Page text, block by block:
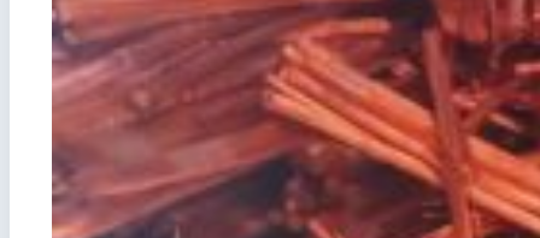
Вывоз металлолома
Самовывоз металлолома
Сдать автотехнику на металлолом